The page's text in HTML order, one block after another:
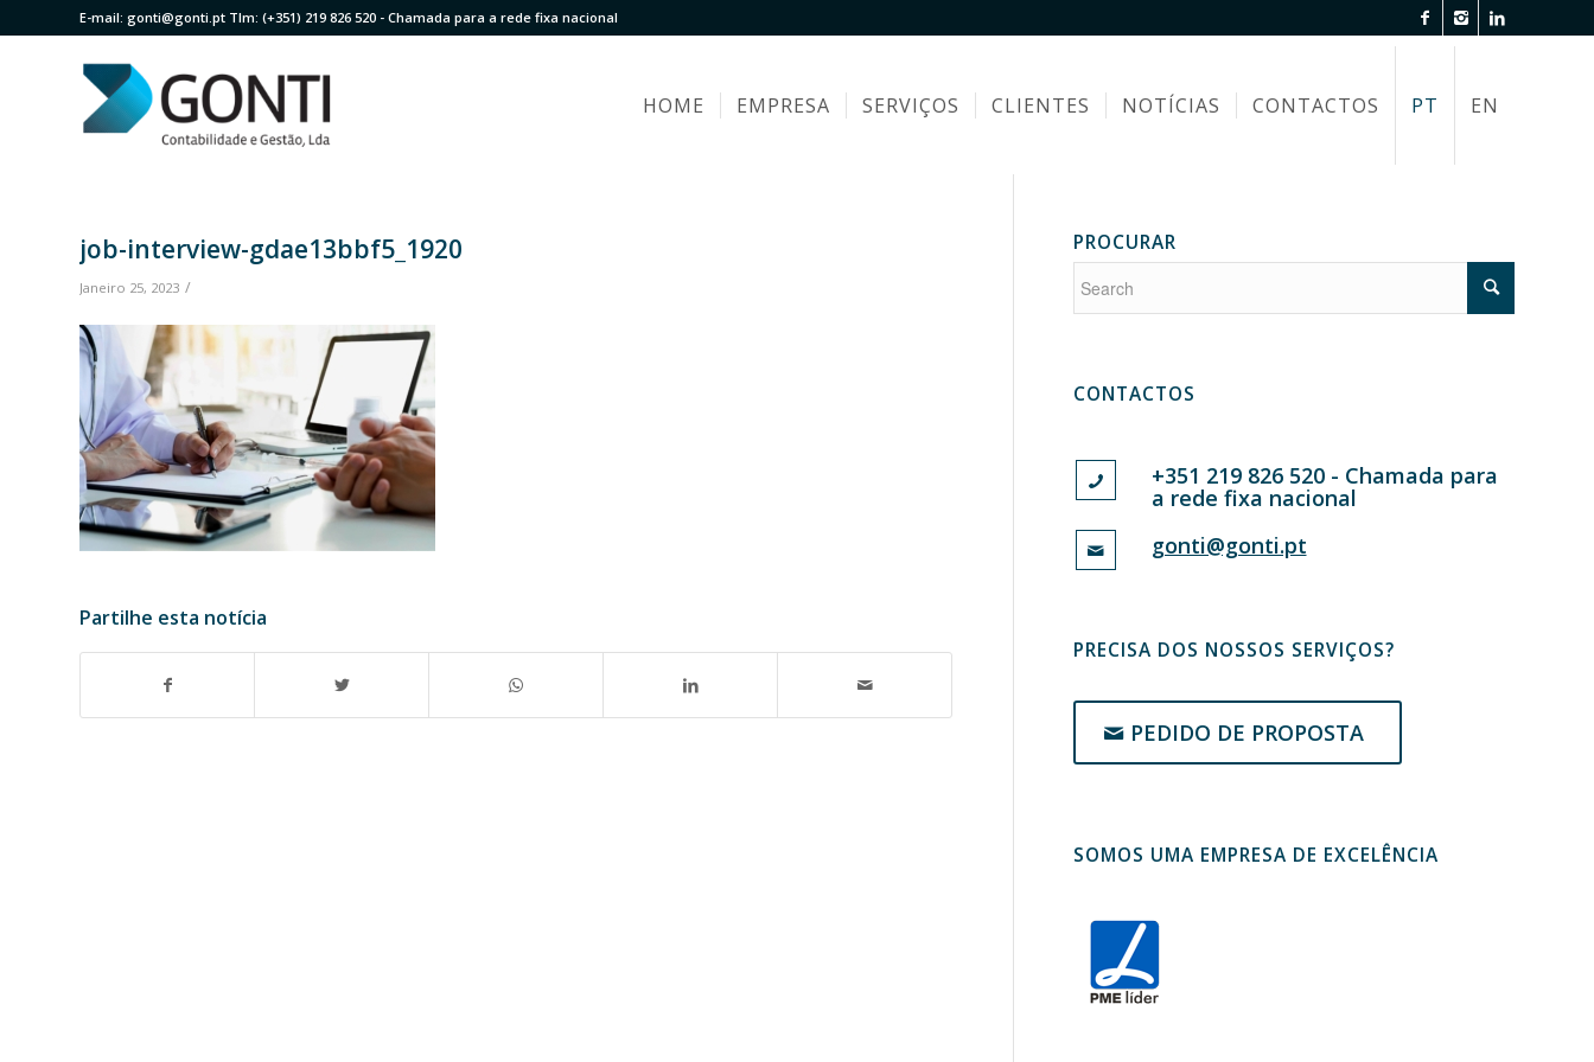
E-mail: gonti@gonti.pt Tlm: (+351) 219 826 520 - Chamada para a rede fixa nacional
HOME EMPRESA SERVIÇOS CLIENTES NOTÍCIAS CONTACTOS PT EN
job-interview-gdae13bbf5_1920
Janeiro 25, 2023 /
Partilhe esta notícia
PROCURAR
CONTACTOS
+351 219 826 520 - Chamada para
a rede fixa nacional
gonti@gonti.pt
PRECISA DOS NOSSOS SERVIÇOS?
PEDIDO DE PROPOSTA
SOMOS UMA EMPRESA DE EXCELÊNCIA